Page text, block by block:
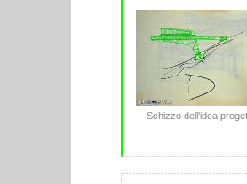
Schizzo dell'idea